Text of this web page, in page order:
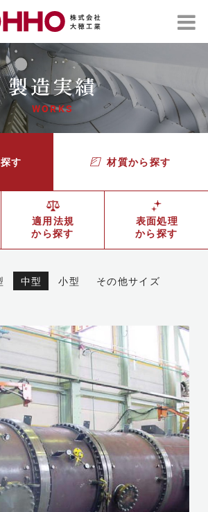
製造実績
WORKS
す 材質から探す
適用法規
から探す
表面処理
から探す
中型 小型 その他サイズ